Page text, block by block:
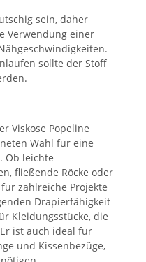
sein, daher
Verwendung einer
sollte der Stoff
Viskose Popeline
Wahl für eine
Ob leichte
fließende Röcke oder
zahlreiche Projekte
Drapierfähigkeit
Kleidungsstücke, die
ist auch ideal für
und Kissenbezüge,